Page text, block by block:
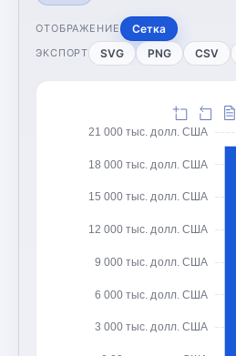
ОТОБРАЖЕНИЕ Сетка
ЭКСПОРТ SVG PNG CSV
3 000 тыс. долл. США
6 000 тыс. долл. США
9 000 тыс. долл. США
12 000 тыс. долл. США
15 000 тыс. долл. США
18 000 тыс. долл. США
21 000 тыс. долл. США